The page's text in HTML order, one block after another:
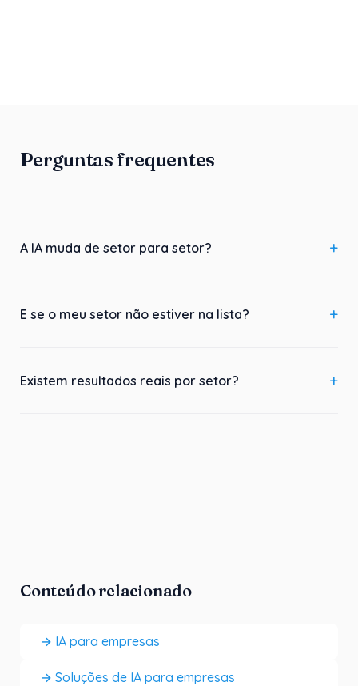
Perguntas frequentes
A IA muda de setor para setor?
E se o meu setor não estiver na lista?
Existem resultados reais por setor?
Conteúdo relacionado
→ IA para empresas
→ Soluções de IA para empresas